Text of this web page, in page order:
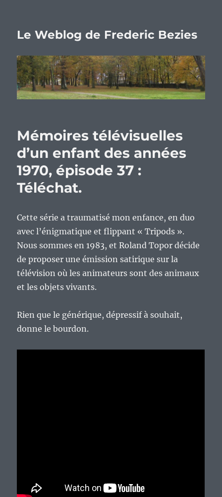
Le Weblog de Frederic Bezies
Mémoires télévisuelles
d’un enfant des années
1970, épisode 37 :
Téléchat.
Cette série a traumatisé mon enfance, en duo
avec l’énigmatique et flippant « Tripods ».
Nous sommes en 1983, et Roland Topor décide
de proposer une émission satirique sur la
télévision où les animateurs sont des animaux
et les objets vivants.
Rien que le générique, dépressif à souhait,
donne le bourdon.